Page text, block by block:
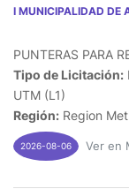
I MUNICIPALIDAD DE
PUNTERAS PARA
Tipo de Licitación:
UTM (L1)
Región: Region
2026-08-06 Ver en